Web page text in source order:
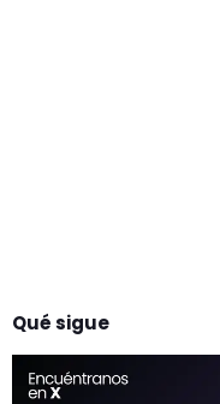
Qué sigue